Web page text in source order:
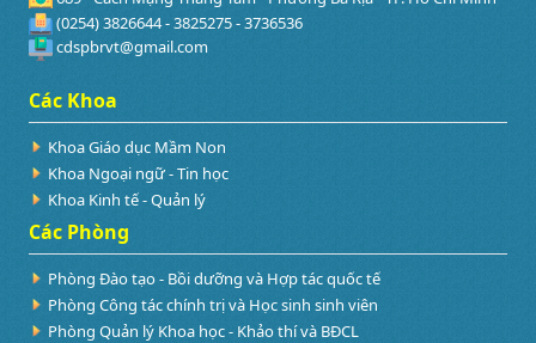
(0254) 3826644 - 3825275 - 3736536
cdspbrvt@gmail.com
Các Khoa
Khoa Giáo dục Mầm Non
Khoa Ngoại ngữ - Tin học
Khoa Kinh tế - Quản lý
Các Phòng
Phòng Đào tạo - Bồi dưỡng và Hợp tác quốc tế
Phòng Công tác chính trị và Học sinh sinh viên
Phòng Quản lý Khoa học - Khảo thí và BĐCL